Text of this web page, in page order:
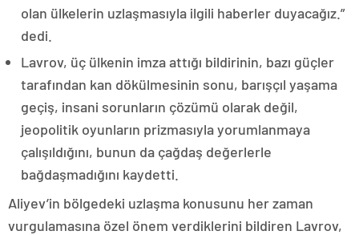
olan ülkelerin uzlaşmasıyla ilgili haberler duyacağız.”
dedi.
Lavrov, üç ülkenin imza attığı bildirinin, bazı güçler
tarafından kan dökülmesinin sonu, barışçıl yaşama
geçiş, insani sorunların çözümü olarak değil,
jeopolitik oyunların prizmasıyla yorumlanmaya
çalışıldığını, bunun da çağdaş değerlerle
bağdaşmadığını kaydetti.
Aliyev’in bölgedeki uzlaşma konusunu her zaman
vurgulamasına özel önem verdiklerini bildiren Lavrov,